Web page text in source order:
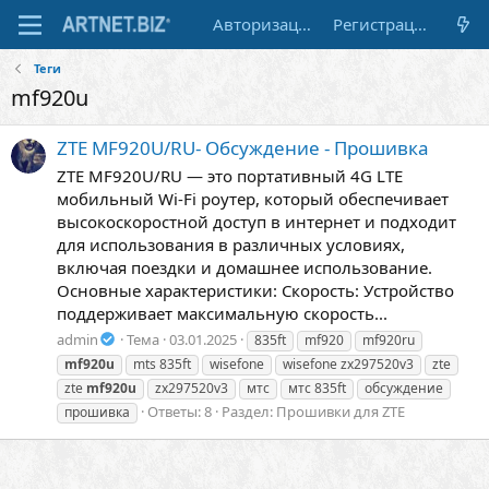
Авторизация Регистрация
Теги
mf920u
ZTE MF920U/RU- Обсуждение - Прошивка
ZTE MF920U/RU — это портативный 4G LTE
мобильный Wi-Fi роутер, который обеспечивает
высокоскоростной доступ в интернет и подходит
для использования в различных условиях,
включая поездки и домашнее использование.
Основные характеристики: Скорость: Устройство
поддерживает максимальную скорость...
admin Тема 03.01.2025 835ft mf920
mf920ru
mf920u
mts 835ft wisefone wisefone zx297520v3
zte
zte mf920u zx297520v3 мтс мтс 835ft
обсуждение
прошивка
Ответы: 8 Раздел: Прошивки для ZTE